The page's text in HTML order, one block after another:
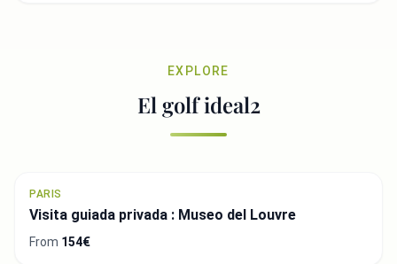
EXPLORE
El golf ideal2
PARIS
Visita guiada privada : Museo del Louvre
From 154€